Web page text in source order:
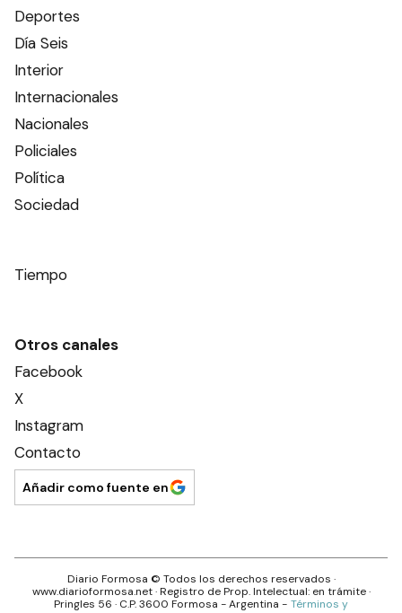
Deportes
Día Seis
Interior
Internacionales
Nacionales
Policiales
Política
Sociedad
Tiempo
Otros canales
Facebook
X
Instagram
Contacto
Añadir como fuente en
Diario Formosa © Todos los derechos reservados ·
www.diarioformosa.net · Registro de Prop. Intelectual: en trámite ·
Pringles 56 · C.P.3600 Formosa - Argentina - Términos y